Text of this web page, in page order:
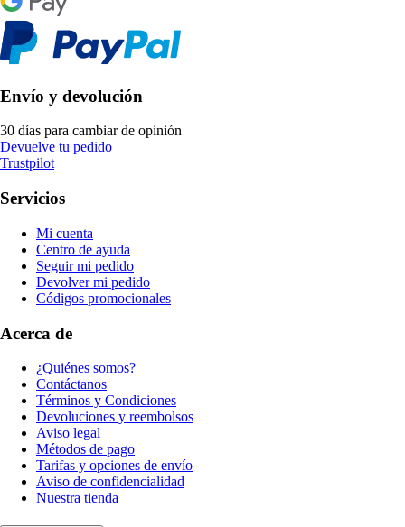
Envío y devolución
30 días para cambiar de opinión
Devuelve tu pedido
Trustpilot
Servicios
Mi cuenta
Centro de ayuda
Seguir mi pedido
Devolver mi pedido
Códigos promocionales
Acerca de
¿Quiénes somos?
Contáctanos
Términos y Condiciones
Devoluciones y reembolsos
Aviso legal
Métodos de pago
Tarifas y opciones de envío
Aviso de confidencialidad
Nuestra tienda